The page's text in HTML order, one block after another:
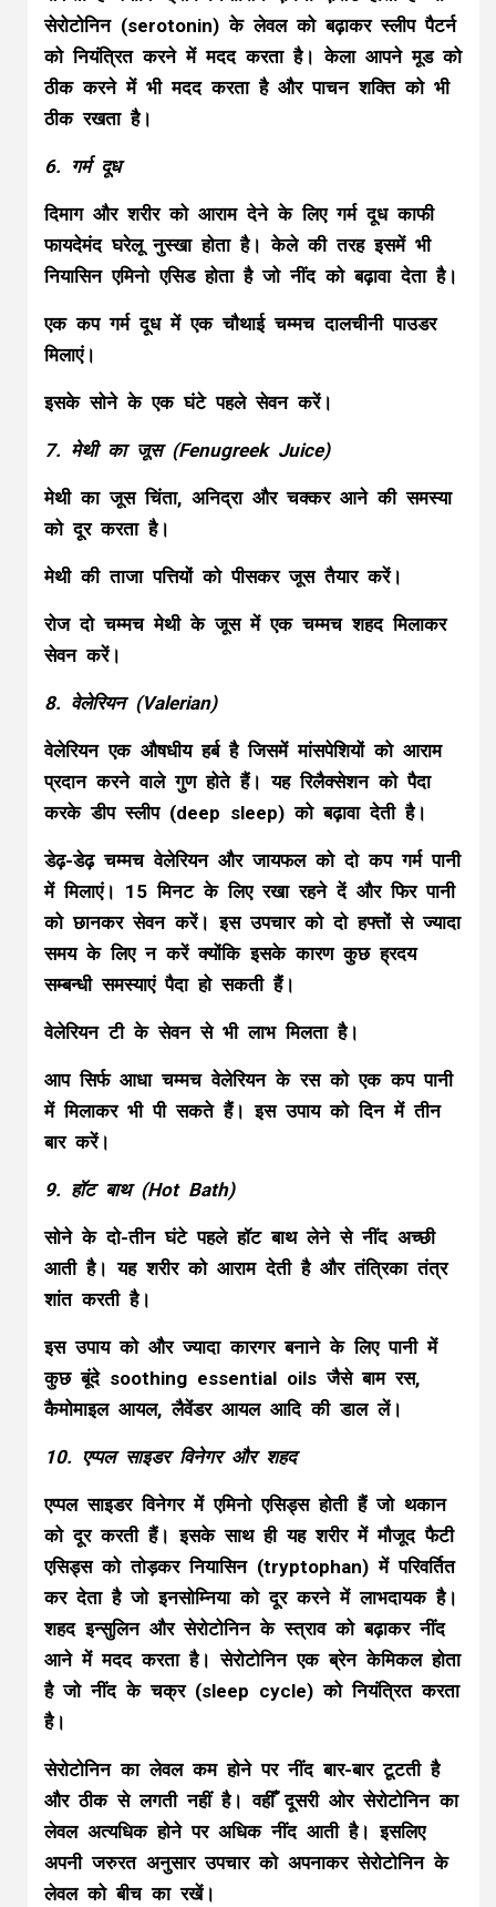
सेरोटोनिन (serotonin) के लेवल को बढ़ाकर स्लीप पैटर्न
को नियंत्रित करने में मदद करता है। केला आपने मूड को
ठीक करने में भी मदद करता है और पाचन शक्ति को भी
ठीक रखता है।
6. गर्म दूध
दिमाग और शरीर को आराम देने के लिए गर्म दूध काफी
फायदेमंद घरेलू नुस्खा होता है। केले की तरह इसमें भी
नियासिन एमिनो एसिड होता है जो नींद को बढ़ावा देता है।
एक कप गर्म दूध में एक चौथाई चम्मच दालचीनी पाउडर
मिलाएं।
इसके सोने के एक घंटे पहले सेवन करें।
7. मेथी का जूस (Fenugreek Juice)
मेथी का जूस चिंता, अनिद्रा और चक्कर आने की समस्या
को दूर करता है।
मेथी की ताजा पत्तियों को पीसकर जूस तैयार करें।
रोज दो चम्मच मेथी के जूस में एक चम्मच शहद मिलाकर
सेवन करें।
8. वेलेरियन (Valerian)
वेलेरियन एक औषधीय हर्ब है जिसमें मांसपेशियों को आराम
प्रदान करने वाले गुण होते हैं। यह रिलैक्सेशन को पैदा
करके डीप स्लीप (deep sleep) को बढ़ावा देती है।
डेढ़-डेढ़ चम्मच वेलेरियन और जायफल को दो कप गर्म पानी
में मिलाएं। 15 मिनट के लिए रखा रहने दें और फिर पानी
को छानकर सेवन करें। इस उपचार को दो हफ्तों से ज्यादा
समय के लिए न करें क्योंकि इसके कारण कुछ ह्रदय
सम्बन्धी समस्याएं पैदा हो सकती हैं।
वेलेरियन टी के सेवन से भी लाभ मिलता है।
आप सिर्फ आधा चम्मच वेलेरियन के रस को एक कप पानी
में मिलाकर भी पी सकते हैं। इस उपाय को दिन में तीन
बार करें।
9. हॉट बाथ (Hot Bath)
सोने के दो-तीन घंटे पहले हॉट बाथ लेने से नींद अच्छी
आती है। यह शरीर को आराम देती है और तंत्रिका तंत्र
शांत करती है।
इस उपाय को और ज्यादा कारगर बनाने के लिए पानी में
कुछ बूंदे soothing essential oils जैसे बाम रस,
कैमोमाइल आयल, लैवेंडर आयल आदि की डाल लें।
10. एप्पल साइडर विनेगर और शहद
एप्पल साइडर विनेगर में एमिनो एसिड्स होती हैं जो थकान
को दूर करती हैं। इसके साथ ही यह शरीर में मौजूद फैटी
एसिड्स को तोड़कर नियासिन (tryptophan) में परिवर्तित
कर देता है जो इनसोम्निया को दूर करने में लाभदायक है।
शहद इन्सुलिन और सेरोटोनिन के स्त्राव को बढ़ाकर नींद
आने में मदद करता है। सेरोटोनिन एक ब्रेन केमिकल होता
है जो नींद के चक्र (sleep cycle) को नियंत्रित करता
है।
सेरोटोनिन का लेवल कम होने पर नींद बार-बार टूटती है
और ठीक से लगती नहीं है। वहीँ दूसरी ओर सेरोटोनिन का
लेवल अत्यधिक होने पर अधिक नींद आती है। इसलिए
अपनी जरुरत अनुसार उपचार को अपनाकर सेरोटोनिन के
लेवल को बीच का रखें।